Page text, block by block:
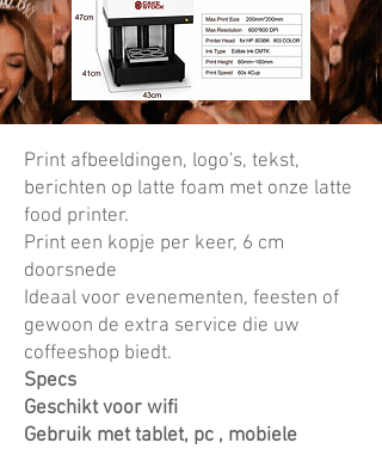
Print afbeeldingen, logo's, tekst,
berichten op latte foam met onze latte
food printer.
Print een kopje per keer, 6 cm
doorsnede
Ideaal voor evenementen, feesten of
gewoon de extra service die uw
coffeeshop biedt.
Specs
Geschikt voor wifi
Gebruik met tablet, pc , mobiele